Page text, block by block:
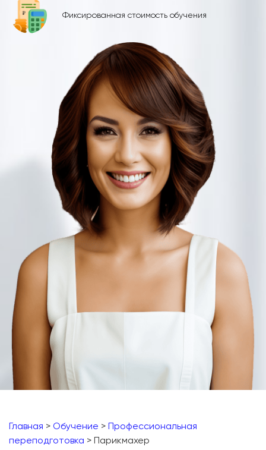
Фиксированная стоимость обучения
Главная > Обучение > Профессиональная
переподготовка > Парикмахер